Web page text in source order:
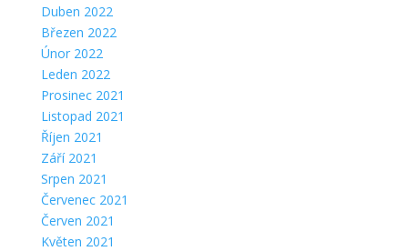
Duben 2022
Březen 2022
Únor 2022
Leden 2022
Prosinec 2021
Listopad 2021
Říjen 2021
Září 2021
Srpen 2021
Červenec 2021
Červen 2021
Květen 2021